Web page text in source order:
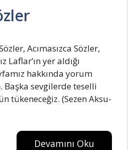
Acımasızca Sözler,
Laflar’ın yer aldığı
hakkında yorum
Başka sevgilerde teselli
tükeneceğiz. (Sezen Aksu-
Devamını Oku